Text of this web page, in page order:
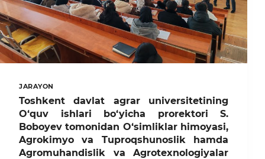
JARAYON
Toshkent davlat agrar universitetining
O‘quv ishlari bo‘yicha prorektori S.
Boboyev tomonidan O‘simliklar himoyasi,
Agrokimyo va Tuproqshunoslik hamda
Agromuhandislik va Agrotexnologiyalar